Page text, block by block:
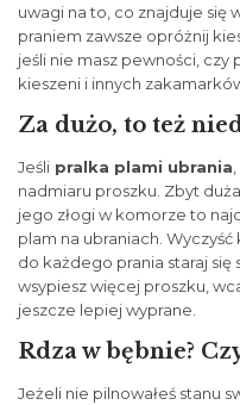
uwagi na to, co znajduje się
praniem zawsze opróżnij
jeśli nie masz pewności, czy
kieszeni i innych
Za dużo, to też
Jeśli pralka plami ubrania
nadmiaru proszku. Zbyt
jego złogi w komorze to
plam na ubraniach.
do każdego prania staraj się
wsypiesz więcej proszku,
jeszcze lepiej wyprane.
Rdza w bębnie?
Jeżeli nie pilnowałeś stanu